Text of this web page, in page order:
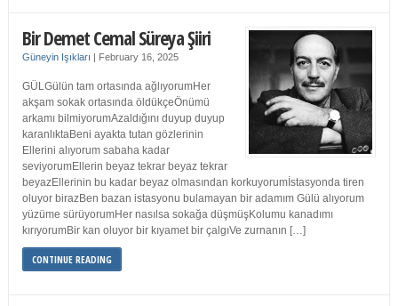
Bir Demet Cemal Süreya Şiiri
Güneyin Işıkları | February 16, 2025
GÜLGülün tam ortasında ağlıyorumHer
akşam sokak ortasında öldükçeÖnümü
arkamı bilmiyorumAzaldığını duyup duyup
karanlıktaBeni ayakta tutan gözlerinin
Ellerini alıyorum sabaha kadar
seviyorumEllerin beyaz tekrar beyaz tekrar
beyazEllerinin bu kadar beyaz olmasından korkuyorumİstasyonda tiren
oluyor birazBen bazan istasyonu bulamayan bir adamım Gülü alıyorum
yüzüme sürüyorumHer nasılsa sokağa düşmüşKolumu kanadımı
kırıyorumBir kan oluyor bir kıyamet bir çalgıVe zurnanın […]
CONTINUE READING